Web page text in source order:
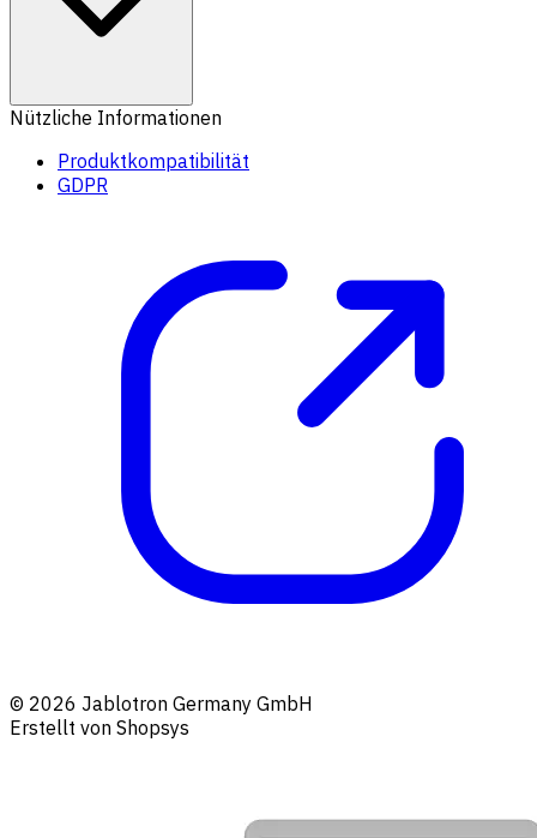
Nützliche Informationen
Produktkompatibilität
GDPR
© 2026 Jablotron Germany GmbH
Erstellt von Shopsys